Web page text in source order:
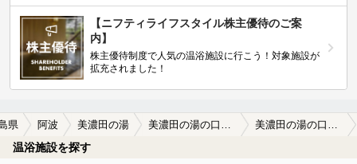
【ニフティライフスタイル株主優待のご案
内】
株主優待制度で人気の温浴施設に行こう！対象施設が
拡充されました！
県 阿波 美濃田の湯 美濃田の湯の口コミ一覧 美濃田の湯の口コミ 吉野川SAに隣接するハイウェイオアシス…
温浴施設を探す